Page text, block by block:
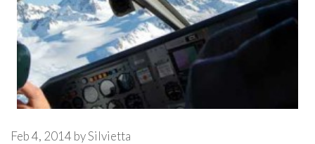
Feb 4, 2014 bySilvietta